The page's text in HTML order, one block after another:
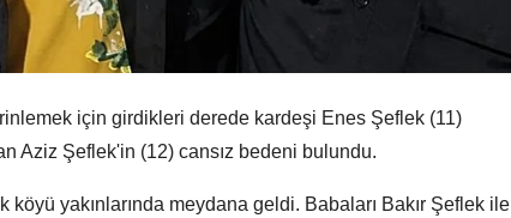
için girdikleri derede kardeşi Enes Şeflek (11)
Aziz Şeflek'in (12) cansız bedeni bulundu.
köyü yakınlarında meydana geldi. Babaları Bakır Şeflek ile